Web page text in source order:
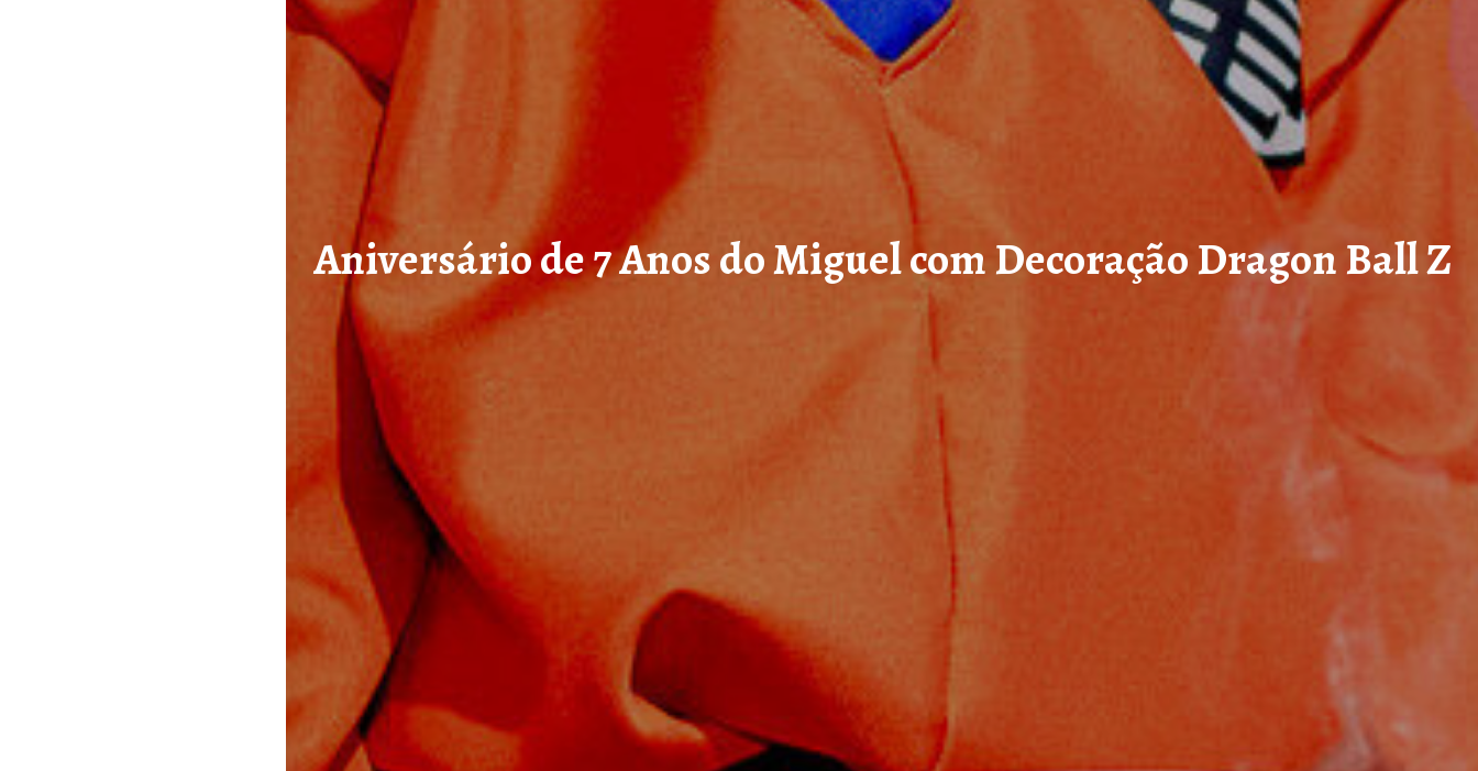
Aniversário de 7 Anos do Miguel com Decoração Dragon Ball Z